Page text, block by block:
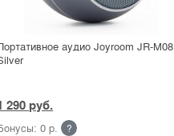
аудио Joyroom JR-M08
290 руб.
0 р. ?